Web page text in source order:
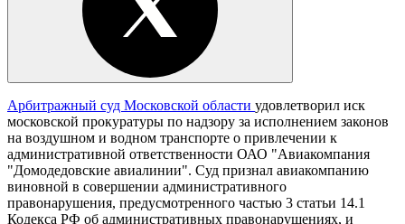
Арбитражный суд Московской области удовлетворил иск
московской прокуратуры по надзору за исполнением законов
на воздушном и водном транспорте о привлечении к
административной ответственности ОАО "Авиакомпания
"Домодедовские авиалинии". Суд признал авиакомпанию
виновной в совершении административного
правонарушения, предусмотренного частью 3 статьи 14.1
Кодекса РФ об административных правонарушениях, и